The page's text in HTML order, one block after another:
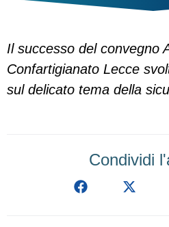
Il successo del convegno
Confartigianato Lecce
sul delicato tema della
Condividi